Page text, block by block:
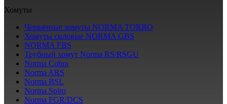
Хомуты
Червячные хомуты NORMA TORRO
Хомуты силовые NORMA GBS
NORMA FBS
Трубный хомут Norma RS/RSGU
Norma Cobra
Norma ARS
Norma BSL
Norma Spiro
Norma FGR/DCS